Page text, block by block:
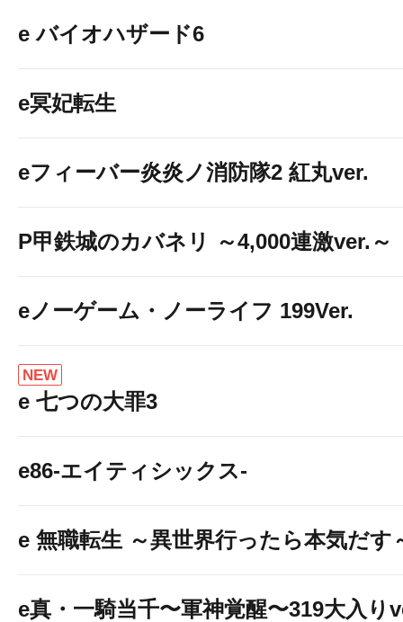
e バイオハザード6
e冥妃転生
eフィーバー炎炎ノ消防隊2 紅丸ver.
P甲鉄城のカバネリ ～4,000連激ver.～
eノーゲーム・ノーライフ 199Ver.
NEW
e 七つの大罪3
e86-エイティシックス-
e 無職転生 ～異世界行ったら本気だす
e真・一騎当千〜軍神覚醒〜319大入り